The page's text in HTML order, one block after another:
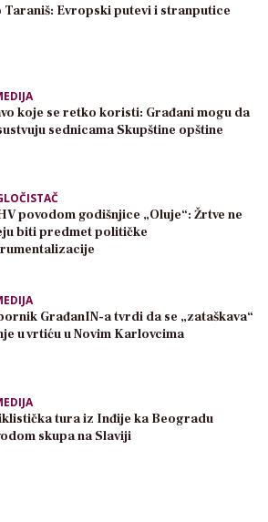
Taraniš: Evropski putevi i stranputice
koje se retko koristi: Građani mogu da
sednicama Skupštine opštine
povodom godišnjice „Oluje“: Žrtve ne
biti predmet političke
GrađanIN-a tvrdi da se „zataškava“
u vrtiću u Novim Karlovcima
tura iz Inđije ka Beogradu
skupa na Slaviji